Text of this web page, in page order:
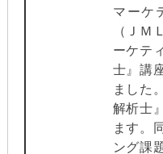
マーケ
（ＪＭ
ーケテ
士』講
ました
解析士
ます。
ング課